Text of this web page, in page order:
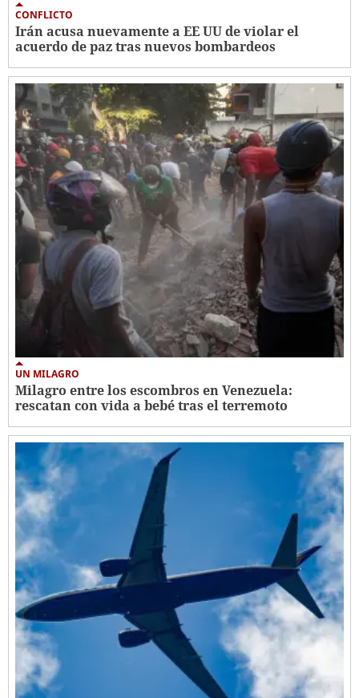
CONFLICTO
Irán acusa nuevamente a EE UU de violar el
acuerdo de paz tras nuevos bombardeos
UN MILAGRO
Milagro entre los escombros en Venezuela:
rescatan con vida a bebé tras el terremoto